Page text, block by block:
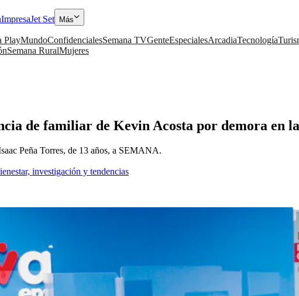
ImpresaJet Set Más
PlayMundoConfidencialesSemana TVGenteEspecialesArcadiaTecnología
Semana RuralMujeres
de familiar de Kevin Acosta por demora en
Peña Torres, de 13 años, a SEMANA.
investigación y tendencias